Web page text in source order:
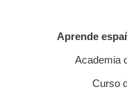
Aprende
Academia
Curso